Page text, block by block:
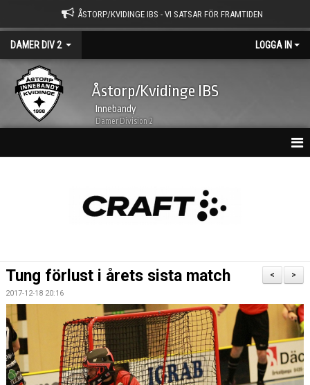
ÅSTORP/KVIDINGE IBS - VI SATSAR FÖR FRAMTIDEN
DAMER DIV 2 LOGGA IN
Åstorp/Kvidinge IBS
Innebandy
Damer Division 2
BILDGALLERI
DOKUMENT
KONTAKT
MATCHER
>
<
Tung förlust i årets sista match
2017-12-18 20:16